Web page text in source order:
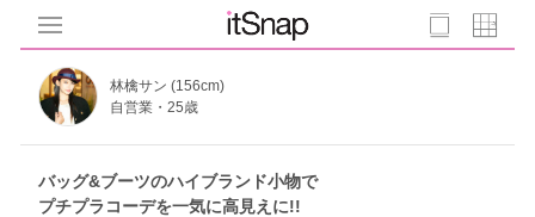
林檎サン (156cm)
自営業・25歳
バッグ&ブーツのハイブランド小物で
プチプラコーデを一気に高見えに!!